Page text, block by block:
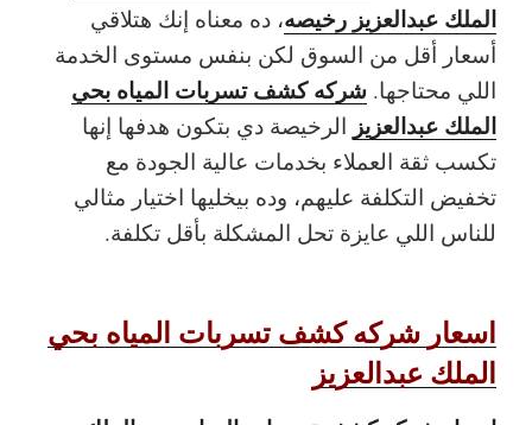
الملك عبدالعزيز رخيصه، ده معناه إنك هتلاقي
أسعار أقل من السوق لكن بنفس مستوى الخدمة
اللي محتاجها. شركه كشف تسربات المياه بحي
الملك عبدالعزيز الرخيصة دي بتكون هدفها إنها
تكسب ثقة العملاء بخدمات عالية الجودة مع
تخفيض التكلفة عليهم، وده بيخليها اختيار مثالي
للناس اللي عايزة تحل المشكلة بأقل تكلفة.
اسعار شركه كشف تسربات المياه بحي
الملك عبدالعزيز